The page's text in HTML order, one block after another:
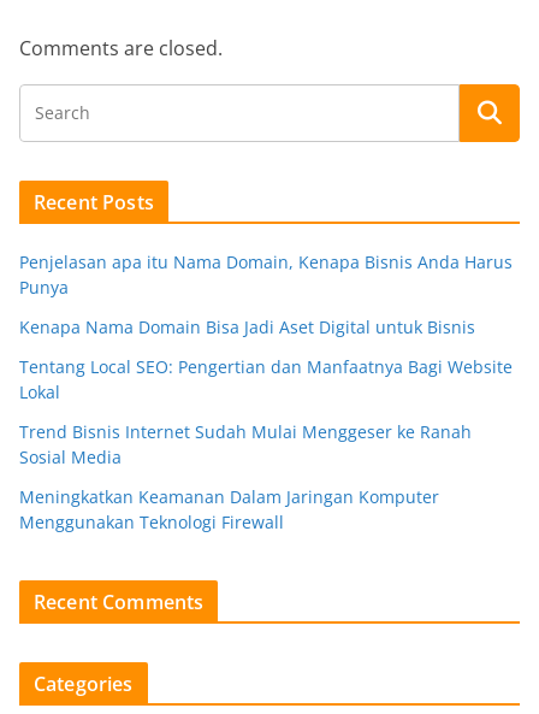
Comments are closed.
Recent Posts
Penjelasan apa itu Nama Domain, Kenapa Bisnis Anda Harus
Punya
Kenapa Nama Domain Bisa Jadi Aset Digital untuk Bisnis
Tentang Local SEO: Pengertian dan Manfaatnya Bagi Website
Lokal
Trend Bisnis Internet Sudah Mulai Menggeser ke Ranah
Sosial Media
Meningkatkan Keamanan Dalam Jaringan Komputer
Menggunakan Teknologi Firewall
Recent Comments
Categories